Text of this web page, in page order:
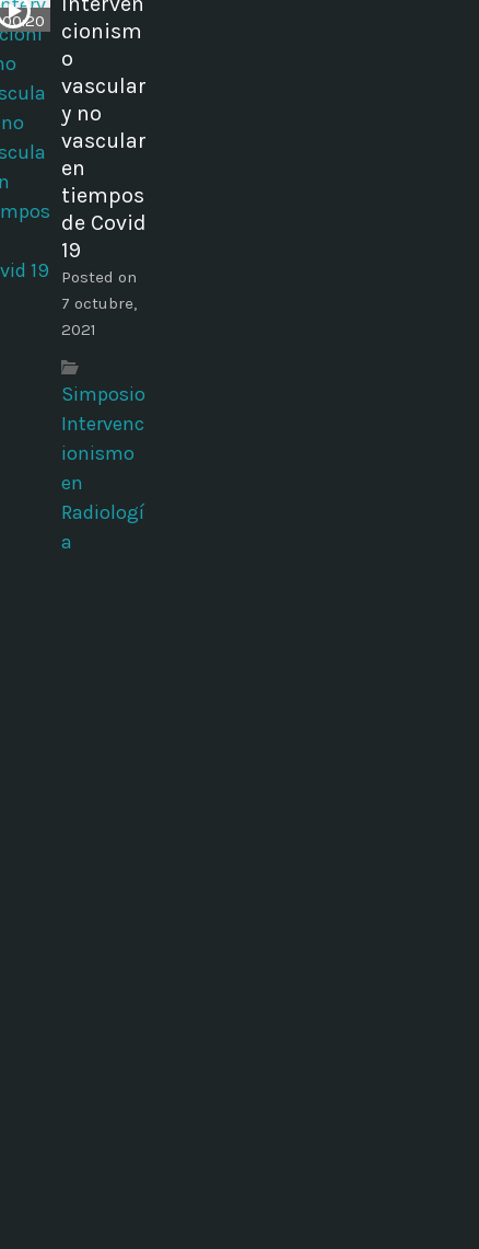
00:20
cionism
o
vascular
y no
vascular
en
tiempos
de Covid
19
Posted on
7 octubre,
2021
Simposio
Intervenc
ionismo
en
Radiologí
a